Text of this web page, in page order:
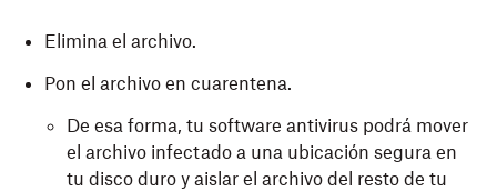
disco, Verificar disco
Elimina el archivo.
Pon el archivo en cuarentena.
De esa forma, tu software antivirus podrá mover
el archivo infectado a una ubicación segura en
tu disco duro y aislar el archivo del resto de tu